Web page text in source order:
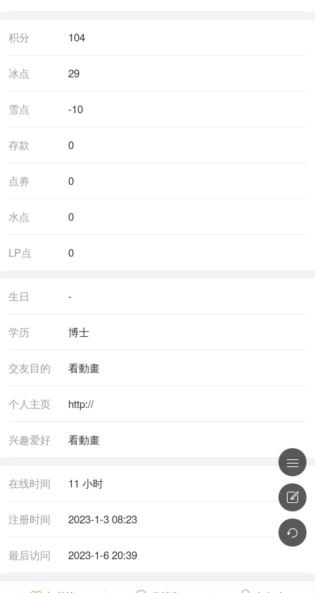
积分 104
冰点 29
雪点 -10
存款 0
点券 0
水点 0
LP点 0
生日 -
学历 博士
交友目的 看動畫
个人主页 http://
兴趣爱好 看動畫
在线时间 11 小时
注册时间 2023-1-3 08:23
最后访问 2023-1-6 20:39


